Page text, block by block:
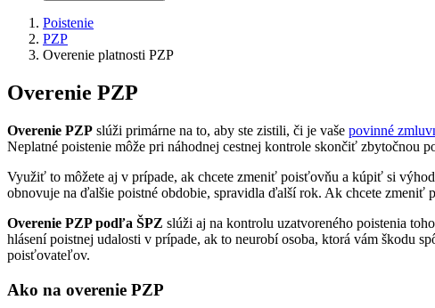
Poistenie
PZP
Overenie platnosti PZP
Overenie PZP
Overenie PZP slúži primárne na to, aby ste zistili, či je vaše povinné
Neplatné poistenie môže pri náhodnej cestnej kontrole skončiť zbytočnou
Využiť to môžete aj v prípade, ak chcete zmeniť poisťovňu a kúpiť si
obnovuje na ďalšie poistné obdobie, spravidla ďalší rok. Ak chcete
Overenie PZP podľa ŠPZ slúži aj na kontrolu uzatvoreného poistenia
hlásení poistnej udalosti v prípade, ak to neurobí osoba, ktorá vám škodu
poisťovateľov.
Ako na overenie PZP